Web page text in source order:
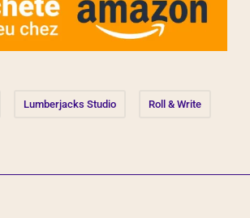
Lumberjacks Studio Roll & Write